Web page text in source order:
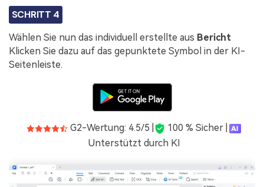
SCHRITT 4
Wählen Sie nun das individuell erstellte aus Bericht
Klicken Sie dazu auf das gepunktete Symbol in der KI-
Seitenleiste.
G2-Wertung: 4.5/5 |
100 % Sicher |
Unterstützt durch KI